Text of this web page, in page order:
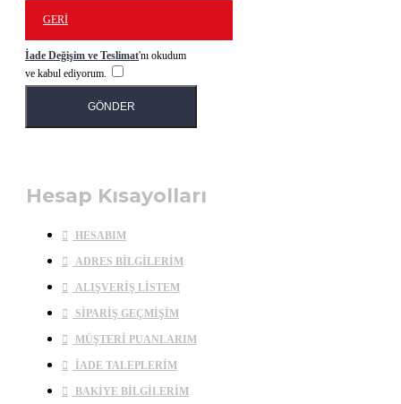
GERI
İade Değişim ve Teslimat'nı okudum
ve kabul ediyorum.
GÖNDER
Hesap Kısayolları
HESABIM
ADRES BILGILERIM
ALIŞVERIŞ LISTEM
SIPARIŞ GEÇMIŞIM
MÜŞTERI PUANLARIM
İADE TALEPLERIM
BAKIYE BILGILERIM